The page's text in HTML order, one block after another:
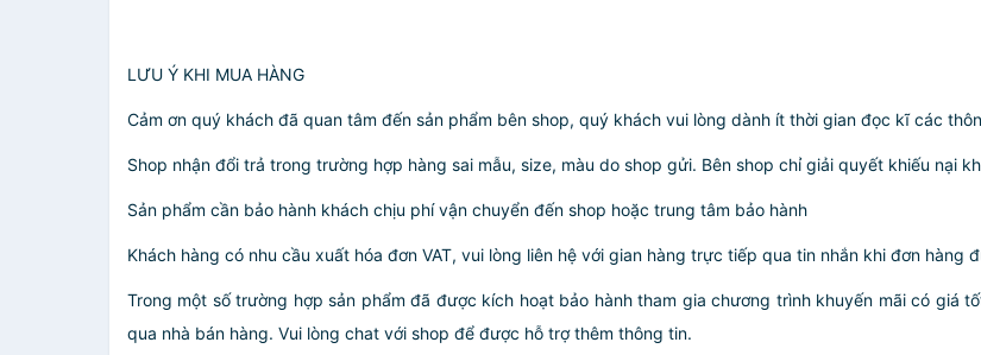
LƯU Ý KHI MUA HÀNG
Cảm ơn quý khách đã quan tâm đến sản phẩm bên shop, quý khách vui lòng dành ít thời gian đọc kĩ các
Shop nhận đổi trả trong trường hợp hàng sai mẫu, size, màu do shop gửi. Bên shop chỉ giải quyết khiếu nại
Sản phẩm cần bảo hành khách chịu phí vận chuyển đến shop hoặc trung tâm bảo hành
Khách hàng có nhu cầu xuất hóa đơn VAT, vui lòng liên hệ với gian hàng trực tiếp qua tin nhắn khi đơn hàng
Trong một số trường hợp sản phẩm đã được kích hoạt bảo hành tham gia chương trình khuyến mãi có giá
qua nhà bán hàng. Vui lòng chat với shop để được hỗ trợ thêm thông tin.